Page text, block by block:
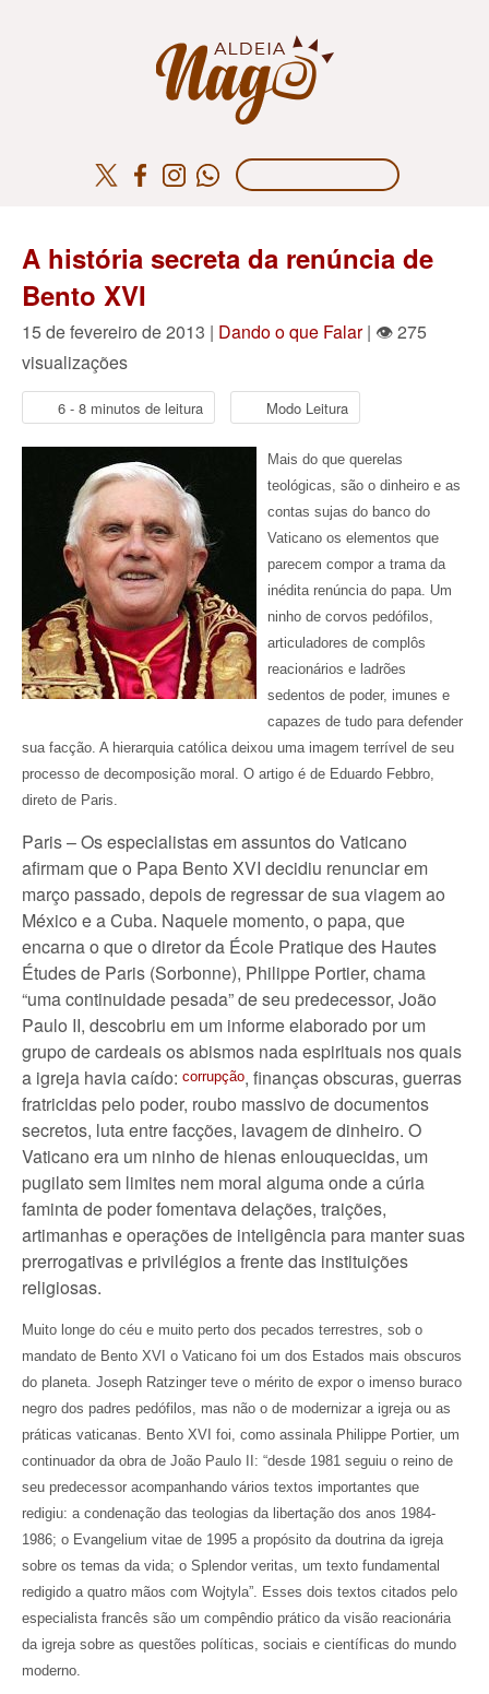
A história secreta da renúncia de
Bento XVI
15 de fevereiro de 2013 | Dando o que Falar| 👁 275
visualizações
6 - 8 minutos de leitura Modo Leitura
Mais do que querelas
teológicas, são o dinheiro e as
contas sujas do banco do
Vaticano os elementos que
parecem compor a trama da
inédita renúncia do papa. Um
ninho de corvos pedófilos,
articuladores de complôs
reacionários e ladrões
sedentos de poder, imunes e
capazes de tudo para defender
sua facção. A hierarquia católica deixou uma imagem terrível de seu
processo de decomposição moral. O artigo é de Eduardo Febbro,
direto de Paris.
Paris – Os especialistas em assuntos do Vaticano
afirmam que o Papa Bento XVI decidiu renunciar em
março passado, depois de regressar de sua viagem ao
México e a Cuba. Naquele momento, o papa, que
encarna o que o diretor da École Pratique des Hautes
Études de Paris (Sorbonne), Philippe Portier, chama
“uma continuidade pesada” de seu predecessor, João
Paulo II, descobriu em um informe elaborado por um
grupo de cardeais os abismos nada espirituais nos quais
a igreja havia caído: corrupção, finanças obscuras, guerras
fratricidas pelo poder, roubo massivo de documentos
secretos, luta entre facções, lavagem de dinheiro. O
Vaticano era um ninho de hienas enlouquecidas, um
pugilato sem limites nem moral alguma onde a cúria
faminta de poder fomentava delações, traições,
artimanhas e operações de inteligência para manter suas
prerrogativas e privilégios a frente das instituições
religiosas.
Muito longe do céu e muito perto dos pecados terrestres, sob o
mandato de Bento XVI o Vaticano foi um dos Estados mais obscuros
do planeta. Joseph Ratzinger teve o mérito de expor o imenso buraco
negro dos padres pedófilos, mas não o de modernizar a igreja ou as
práticas vaticanas. Bento XVI foi, como assinala Philippe Portier, um
continuador da obra de João Paulo II: “desde 1981 seguiu o reino de
seu predecessor acompanhando vários textos importantes que
redigiu: a condenação das teologias da libertação dos anos 1984-
1986; o Evangelium vitae de 1995 a propósito da doutrina da igreja
sobre os temas da vida; o Splendor veritas, um texto fundamental
redigido a quatro mãos com Wojtyla”. Esses dois textos citados pelo
especialista francês são um compêndio prático da visão reacionária
da igreja sobre as questões políticas, sociais e científicas do mundo
moderno.